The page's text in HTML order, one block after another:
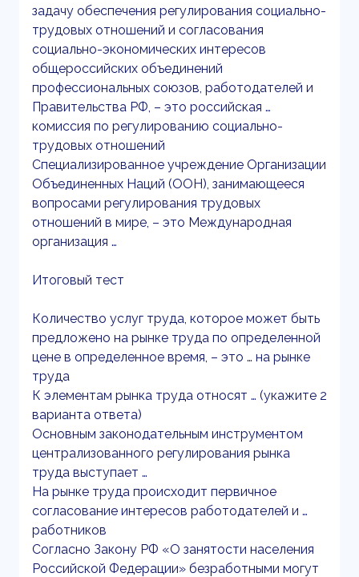
задачу обеспечения регулирования социально-
трудовых отношений и согласования
социально-экономических интересов
общероссийских объединений
профессиональных союзов, работодателей и
Правительства РФ, – это российская …
комиссия по регулированию социально-
трудовых отношений
Специализированное учреждение Организации
Объединенных Наций (ООН), занимающееся
вопросами регулирования трудовых
отношений в мире, – это Международная
организация …
Итоговый тест
Количество услуг труда, которое может быть
предложено на рынке труда по определенной
цене в определенное время, – это … на рынке
труда
К элементам рынка труда относят … (укажите 2
варианта ответа)
Основным законодательным инструментом
централизованного регулирования рынка
труда выступает …
На рынке труда происходит первичное
согласование интересов работодателей и …
работников
Согласно Закону РФ «О занятости населения
Российской Федерации» безработными могут